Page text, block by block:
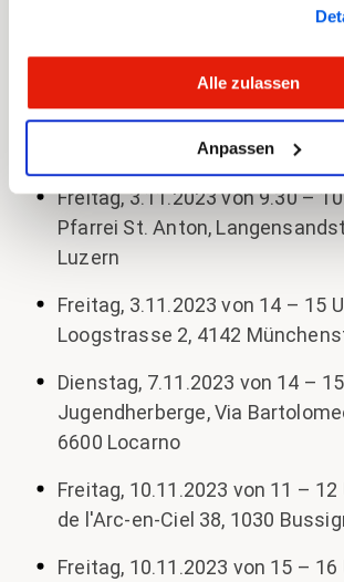
Alle zulassen
Anpassen
Donnerstag, 2.11.2023 von 11
Donnerstag, 2.11.2023 von 15 –
Gemeinschaftszentrum GZ
Döltschiweg 130, 8055 Zürich
Freitag, 3.11.2023 von 9.30 –
Pfarrei St. Anton,
Luzern
Freitag, 3.11.2023 von 14 – 15
Loogstrasse 2, 4142
Dienstag, 7.11.2023 von 14 –
Jugendherberge, Via
6600 Locarno
Freitag, 10.11.2023 von 11 – 12
de l'Arc-en-Ciel 38, 1030
Freitag, 10.11.2023 von 15 – 16